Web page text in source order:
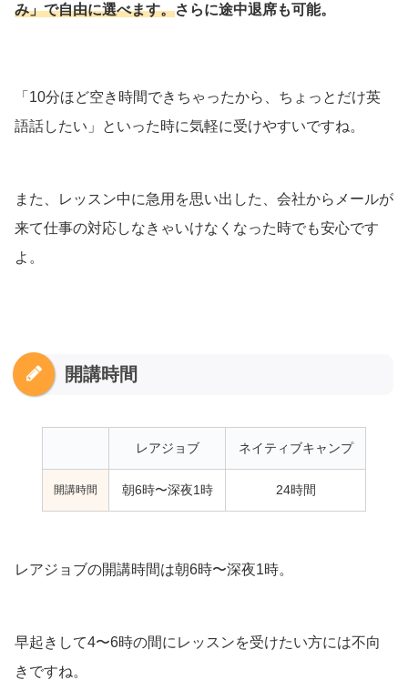
み」で自由に選べます。さらに途中退席も可能。
「10分ほど空き時間できちゃったから、ちょっとだけ英
語話したい」といった時に気軽に受けやすいですね。
また、レッスン中に急用を思い出した、会社からメールが
来て仕事の対応しなきゃいけなくなった時でも安心です
よ。
開講時間
レアジョブ ネイティブキャンプ
開講時間 朝6時〜深夜1時 24時間
レアジョブの開講時間は朝6時〜深夜1時。
早起きして4〜6時の間にレッスンを受けたい方には不向
きですね。